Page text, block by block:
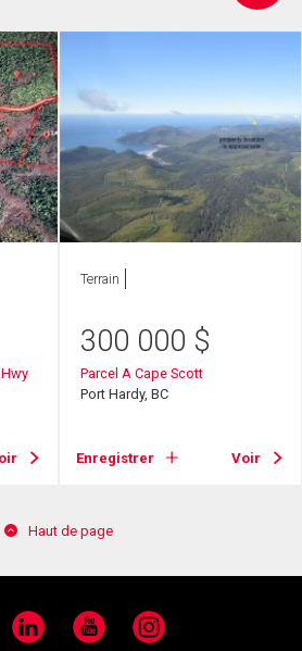
Terrain
300 000 $
Parcel A Cape Scott
Port Hardy, BC
Enregistrer Voir
Haut de page
LinkedIn YouTube Instagram